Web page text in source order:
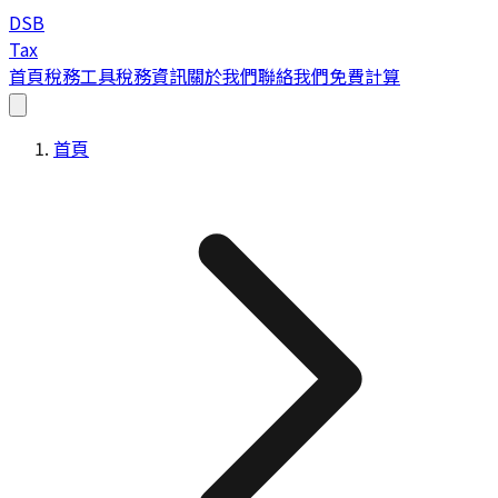
DSB
Tax
首頁稅務工具稅務資訊關於我們聯絡我們免費計算
首頁